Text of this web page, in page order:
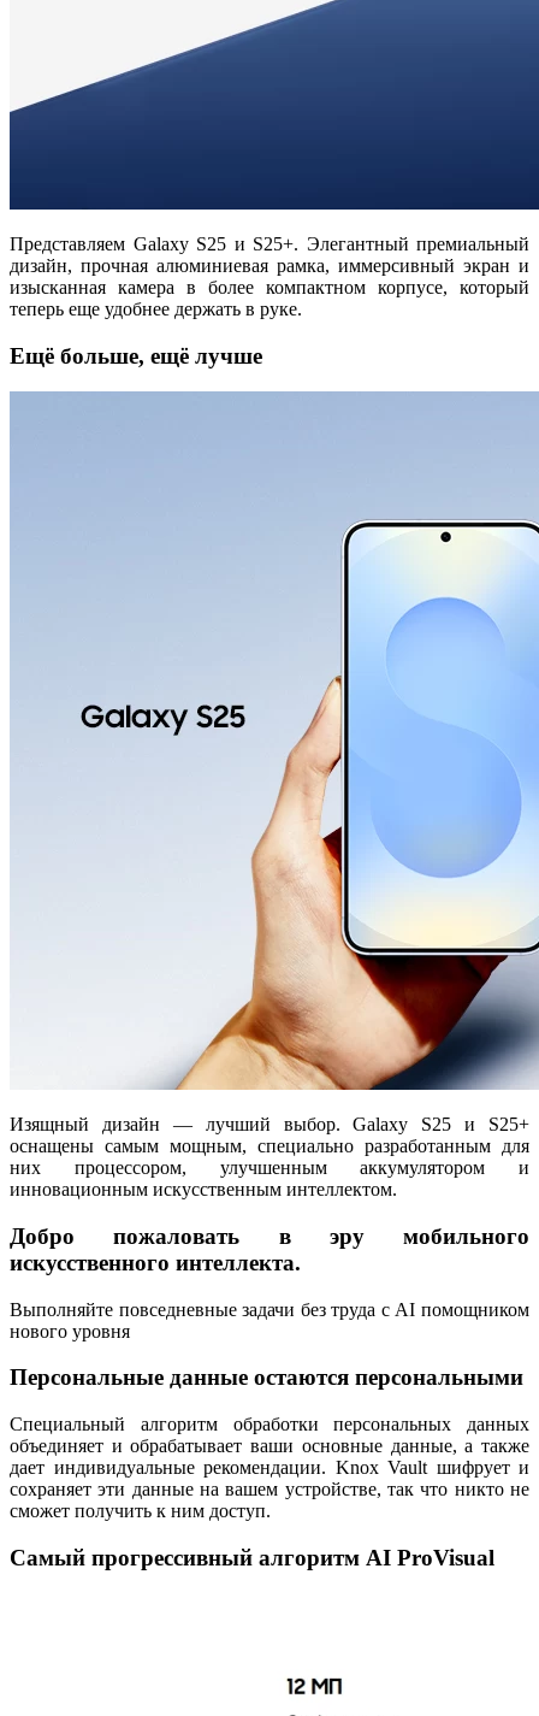
Представляем Galaxy S25 и S25+. Элегантный премиальный
дизайн, прочная алюминиевая рамка, иммерсивный экран и
изысканная камера в более компактном корпусе, который
теперь еще удобнее держать в руке.
Ещё больше, ещё лучше
Изящный дизайн — лучший выбор. Galaxy S25 и S25+
оснащены самым мощным, специально разработанным для
них процессором, улучшенным аккумулятором и
инновационным искусственным интеллектом.
Добро пожаловать в эру мобильного
искусственного интеллекта.
Выполняйте повседневные задачи без труда с AI помощником
нового уровня
Персональные данные остаются персональными
Специальный алгоритм обработки персональных данных
объединяет и обрабатывает ваши основные данные, а также
дает индивидуальные рекомендации. Knox Vault шифрует и
сохраняет эти данные на вашем устройстве, так что никто не
сможет получить к ним доступ.
Самый прогрессивный алгоритм AI ProVisual